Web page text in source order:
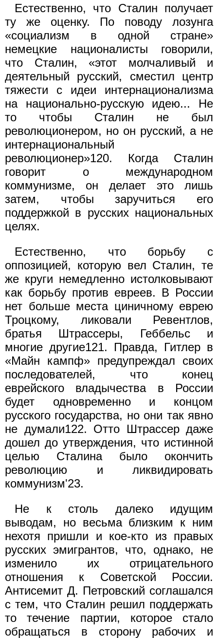
Естественно, что Сталин получает
ту же оценку. По поводу лозунга
«социализм в одной стране»
немецкие националисты говорили,
что Сталин, «этот молчаливый и
деятельный русский, сместил центр
тяжести с идеи интернационализма
на национально-русскую идею... Не
то чтобы Сталин не был
революционером, но он русский, а не
интернациональный
революционер»120. Когда Сталин
говорит о международном
коммунизме, он делает это лишь
затем, чтобы заручиться его
поддержкой в русских национальных
целях.
Естественно, что борьбу с
оппозицией, которую вел Сталин, те
же круги немедленно истолковывают
как борьбу против евреев. В России
нет больше места циничному еврею
Троцкому, ликовали Ревентлов,
братья Штрассеры, Геббельс и
многие другие121. Правда, Гитлер в
«Майн кампф» предупреждал своих
последователей, что конец
еврейского владычества в России
будет одновременно и концом
русского государства, но они так явно
не думали122. Отто Штрассер даже
дошел до утверждения, что истинной
целью Сталина было окончить
революцию и ликвидировать
коммунизм'23.
Не к столь далеко идущим
выводам, но весьма близким к ним
нехотя пришли и кое-кто из правых
русских эмигрантов, что, однако, не
изменило их отрицательного
отношения к Советской России.
Антисемит Д. Петровский соглашался
с тем, что Сталин решил поддержать
то течение партии, которое стало
обращаться в сторону рабочих и